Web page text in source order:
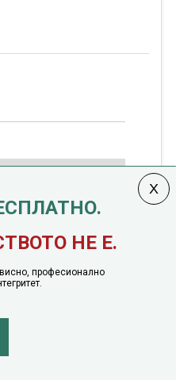
права задржани |
НЕ Е.
професионално